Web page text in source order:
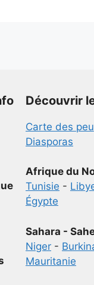
Découvrir
Carte des
Diasporas
Afrique du
Tunisie -
Égypte
Sahara -
Niger -
Mauritanie